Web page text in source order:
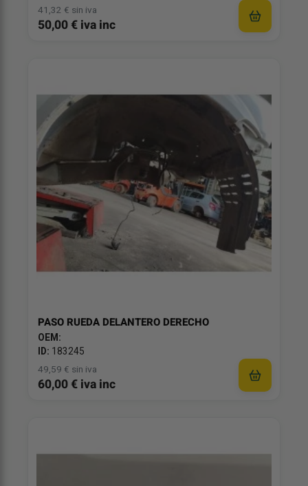
41,32 € sin iva
50,00 € iva inc
PASO RUEDA DELANTERO DERECHO
OEM:
ID: 183245
49,59 € sin iva
60,00 € iva inc